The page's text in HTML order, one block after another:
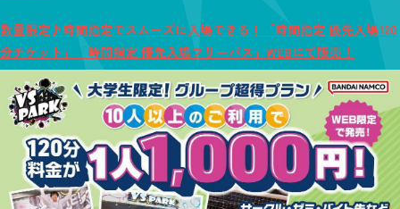
数量限定♪時間指定でスムーズに入場できる！「時間指定 優先入場120
分チケット」「時間指定 優先入場フリーパス」WEBにて販売！